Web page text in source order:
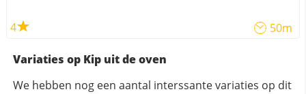
4 50m
Variaties op Kip uit de oven
We hebben nog een aantal interssante variaties op dit